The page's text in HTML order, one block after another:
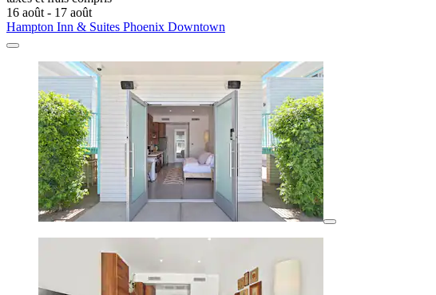
16 août - 17 août
Hampton Inn & Suites Phoenix Downtown